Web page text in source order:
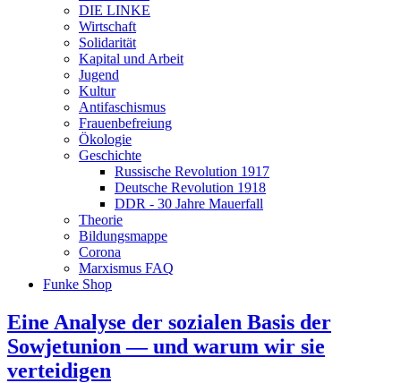
DIE LINKE
Wirtschaft
Solidarität
Kapital und Arbeit
Jugend
Kultur
Antifaschismus
Frauenbefreiung
Ökologie
Geschichte
Russische Revolution 1917
Deutsche Revolution 1918
DDR - 30 Jahre Mauerfall
Theorie
Bildungsmappe
Corona
Marxismus FAQ
Funke Shop
Eine Analyse der sozialen Basis der
Sowjetunion — und warum wir sie
verteidigen